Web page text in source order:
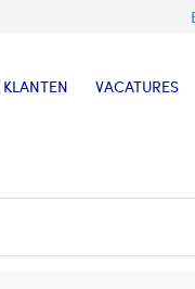
KLANTEN VACATURES